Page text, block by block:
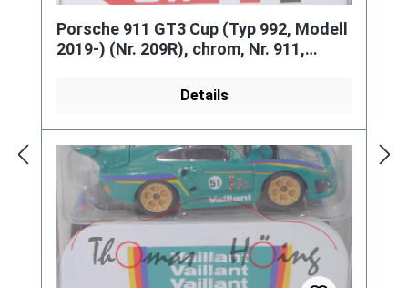
Porsche 911 GT3 Cup (Typ 992, Modell
2019-) (Nr. 209R), chrom, Nr. 911,
Details